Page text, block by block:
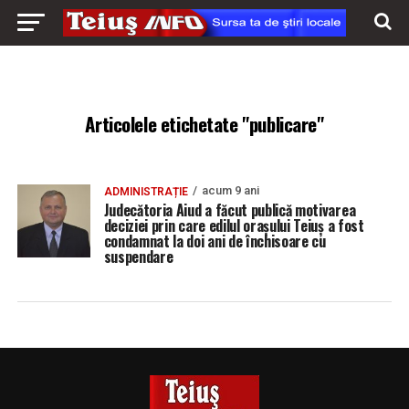
Articolele etichetate "publicare"
ADMINISTRAȚIE acum 9 ani
Judecătoria Aiud a făcut publică motivarea
deciziei prin care edilul orașului Teiuș a fost
condamnat la doi ani de închisoare cu
suspendare